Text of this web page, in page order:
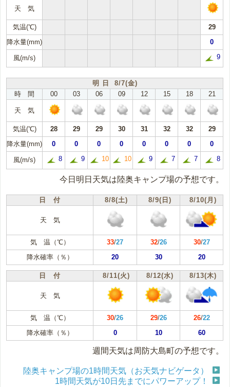
天 気
気温(℃)
29
降水量(mm)
0
風(m/s) 9
明 日 8/7(金)
時 間
00 03 06 09 12 15 18 21
天 気
気温(℃) 28 29 29 30 31 32 32
29
降水量(mm)
0 0 0 0 0 0 0 0
風(m/s) 8 9 10 10 9 7 7 8
今日明日天気は陸奥キャンプ場の予想です。
日 付 8/8(土) 8/9(日) 8/10(月)
天 気
気 温（℃） 33/27 32/26 30/27
降水確率（％）
20 30 20
日 付 8/11(火) 8/12(水) 8/13(木)
天 気
気 温（℃） 30/26 29/26 26/22
降水確率（％）
0 10 60
週間天気は周防大島町の予想です。
陸奥キャンプ場の1時間天気（お天気ナビゲータ）
1時間天気が10日先までにパワーアップ！